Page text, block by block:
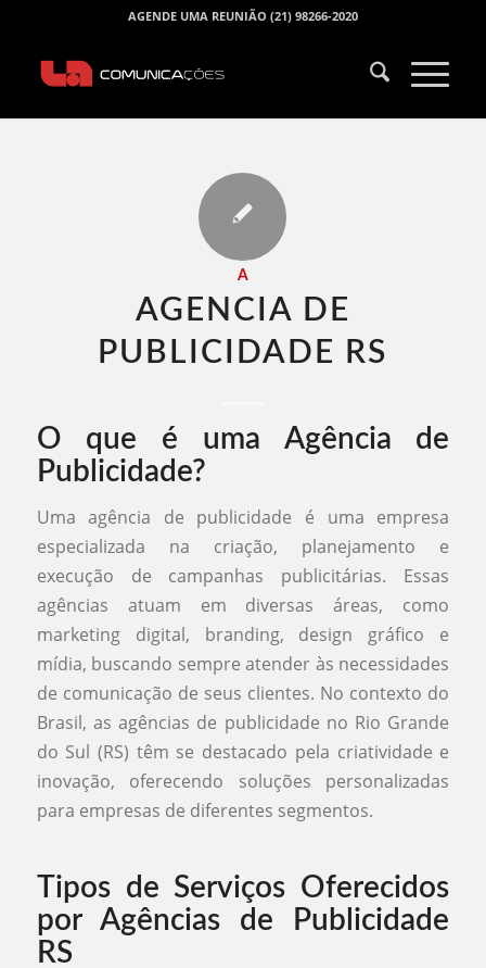
AGENDE UMA REUNIÃO (21) 98266-2020
A
AGENCIA DE
PUBLICIDADE RS​
O que é uma Agência de
Publicidade?
Uma agência de publicidade é uma empresa
especializada na criação, planejamento e
execução de campanhas publicitárias. Essas
agências atuam em diversas áreas, como
marketing digital, branding, design gráfico e
mídia, buscando sempre atender às necessidades
de comunicação de seus clientes. No contexto do
Brasil, as agências de publicidade no Rio Grande
do Sul (RS) têm se destacado pela criatividade e
inovação, oferecendo soluções personalizadas
para empresas de diferentes segmentos.
Tipos de Serviços Oferecidos
por Agências de Publicidade
RS